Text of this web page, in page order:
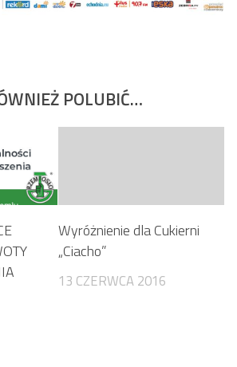
POLUBIĆ…
Wyróżnienie dla Cukierni
„Ciacho”
13 CZERWCA 2016